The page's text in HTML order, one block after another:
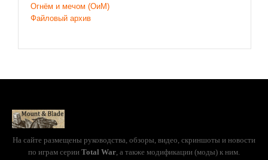
Огнём и мечом (ОиМ)
Файловый архив
На сайте размещены руководства, обзоры, видео, скриншоты и новости
по играм серии Total War, а также модификации (моды) к ним.